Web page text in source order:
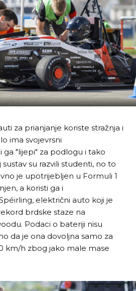
za prianjanje koriste stražnja i
ima svojevrsni
ga "lijepi" za podlogu i tako
sustav su razvili studenti, no to
je upotrijebljen u Formuli 1
a koristi ga i
električni auto koji je
brdske staze na
Podaci o bateriji nisu
da je ona dovoljna samo za
km/h zbog jako male mase